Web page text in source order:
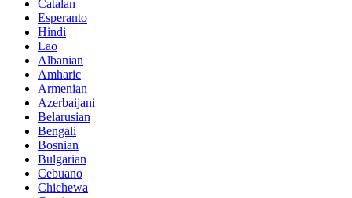
Catalan
Esperanto
Hindi
Lao
Albanian
Amharic
Armenian
Azerbaijani
Belarusian
Bengali
Bosnian
Bulgarian
Cebuano
Chichewa